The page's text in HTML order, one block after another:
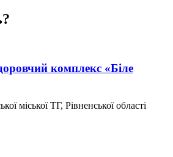
комплекс «Біле
міської ТГ, Рівненської області